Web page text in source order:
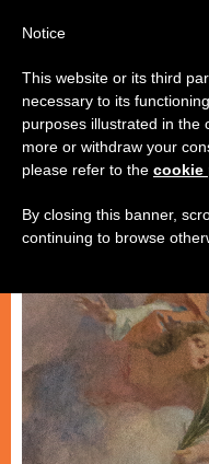
روحانيّة
Notice
This website or its third
necessary to its
purposes illustrated in the
more or withdraw your
please refer to the cookie
By closing this banner,
continuing to browse